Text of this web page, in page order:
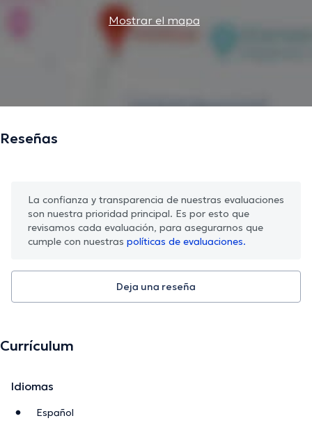
Mostrar el mapa
Reseñas
La confianza y transparencia de nuestras evaluaciones
son nuestra prioridad principal. Es por esto que
revisamos cada evaluación, para asegurarnos que
cumple con nuestras políticas de evaluaciones.
Deja una reseña
Currículum
Idiomas
Español